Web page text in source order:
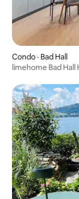
Condo · Bad Hall
limehome Bad